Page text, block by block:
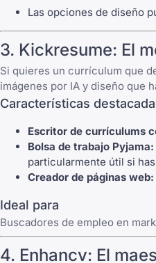
Las opciones de diseño
3. Kickresume: El
Si quieres un currículum que
imágenes por IA y diseño que
Características
Escritor de currículums
Bolsa de trabajo Pyjama:
particularmente útil si
Creador de páginas web:
Ideal para
Buscadores de empleo en
4. Enhancv: El